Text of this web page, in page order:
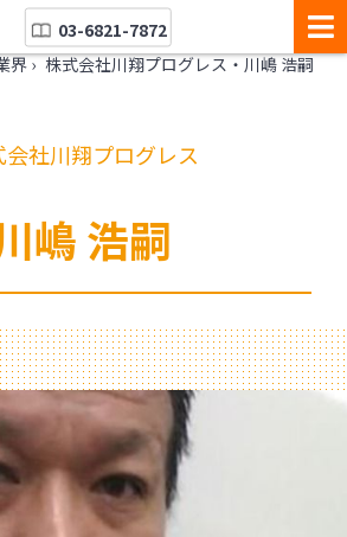
03-6821-7872
界 › 株式会社川翔プログレス・川嶋 浩嗣
会社川翔プログレス
嶋 浩嗣